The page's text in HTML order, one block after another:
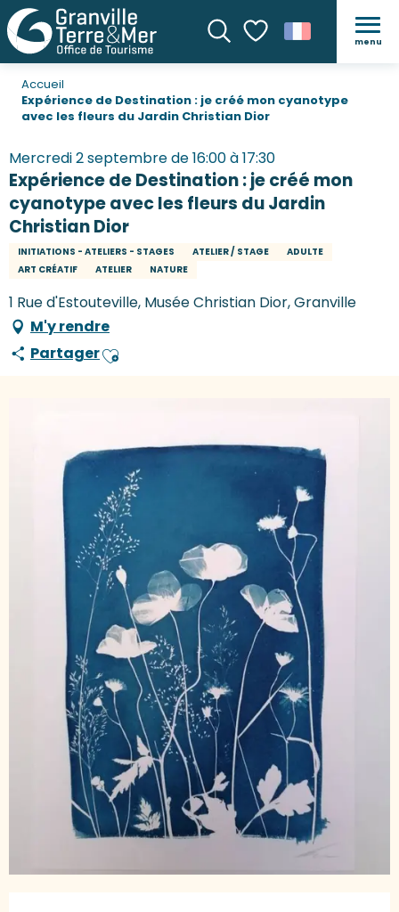
Recherche
Voir les favoris
menu
Accueil
Expérience de Destination : je créé mon cyanotype
avec les fleurs du Jardin Christian Dior
Mercredi 2 septembre de 16:00 à 17:30
Expérience de Destination : je créé mon
cyanotype avec les fleurs du Jardin
Christian Dior
INITIATIONS - ATELIERS - STAGES ATELIER / STAGE
ADULTE
ART CRÉATIF
ATELIER NATURE
1 Rue d'Estouteville, Musée Christian Dior, Granville
M'y rendre
PartagerAjouter aux favoris